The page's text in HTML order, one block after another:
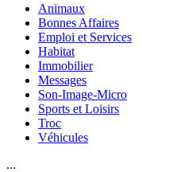
Animaux
Bonnes Affaires
Emploi et Services
Habitat
Immobilier
Messages
Son-Image-Micro
Sports et Loisirs
Troc
Véhicules
...